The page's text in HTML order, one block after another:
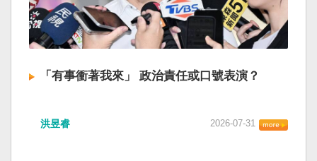
「有事衝著我來」 政治責任或口號表演？
洪昱睿 2026-07-31